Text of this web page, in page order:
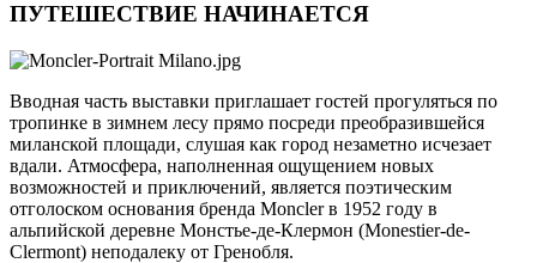
ПУТЕШЕСТВИЕ НАЧИНАЕТСЯ
Вводная часть выставки приглашает гостей прогуляться по
тропинке в зимнем лесу прямо посреди преобразившейся
миланской площади, слушая как город незаметно исчезает
вдали. Атмосфера, наполненная ощущением новых
возможностей и приключений, является поэтическим
отголоском основания бренда Moncler в 1952 году в
альпийской деревне Монстье-де-Клермон (Monestier-de-
Clermont) неподалеку от Гренобля.